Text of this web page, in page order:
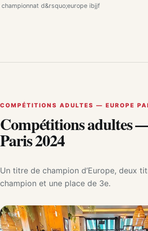
championnat d&rsquo;europe ibjjf
COMPÉTITIONS ADULTES — EUROPE
Compétitions adultes
Paris 2024
Un titre de champion d’Europe, deux
champion et une place de 3e.